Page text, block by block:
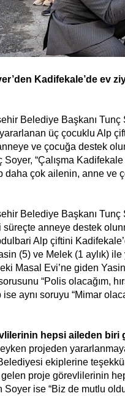
Kadifekale’de ev
Belediye Başkanı
üç çocuklu Alp
ve çocuğa destek
Soyer, “Çalışma
daha çok ailenin, anne ve
Belediye Başkanı
süreçte anneye destek
Alp çiftini
(5) ve Melek (1 aylık)
Masal Evi’ne giden
“Polis olacağım,
aynı soruyu “Mimar
hepsi aileden biri
projeden
ekiplerine
proje görevlilerinin
Soyer ise “Biz de mutlu